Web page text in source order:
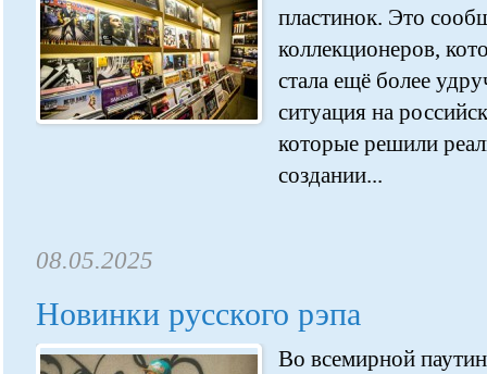
пластинок. Это
коллекционеров,
стала ещё более
ситуация на
которые решили
создании...
08.05.2025
Новинки русского рэпа
Во всемирной